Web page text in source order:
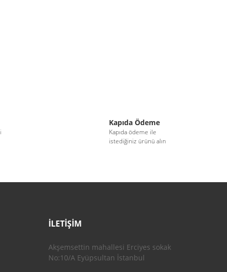
Kapıda Ödeme
Kapıda ödeme ile
istediğiniz ürünü alın
İLETİŞİM
Akşemsettin mahallesi Erciyes sokak
No:10/A Eyüpsultan İstanbul